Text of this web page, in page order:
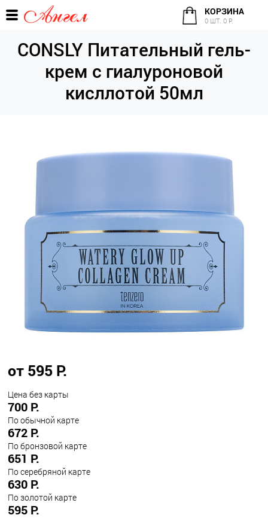
КОРЗИНА
0 ШТ. 0 Р.
CONSLY Питательный гель-
крем с гиалуроновой
кисллотой 50мл
от 595 Р.
Цена без карты
700 Р.
По обычной карте
672 Р.
По бронзовой карте
651 Р.
По серебряной карте
630 Р.
По золотой карте
595 Р.